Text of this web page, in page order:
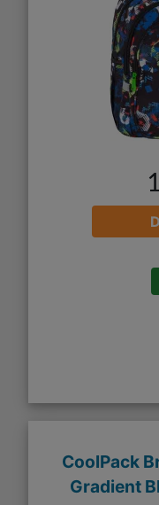
CoolPack
Gradient